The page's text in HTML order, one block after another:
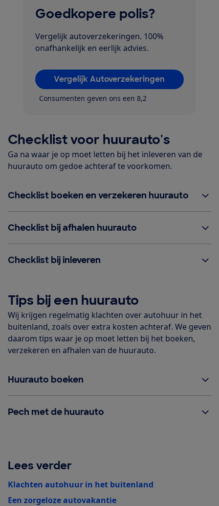
Goedkopere polis?
Vergelijk autoverzekeringen. 100%
onafhankelijk en eerlijk advies.
Vergelijk Autoverzekeringen
Consumenten geven ons een 8,2
Checklist voor huurauto's
Ga na waar je op moet letten bij het inleveren van de
huurauto om gedoe achteraf te voorkomen.
Checklist boeken en verzekeren huurauto
Checklist bij afhalen huurauto
Checklist bij inleveren
Tips bij een huurauto
Wij krijgen regelmatig klachten over autohuur in het
buitenland, zoals over extra kosten achteraf. We geven
daarom tips waar je op moet letten bij het boeken,
verzekeren en afhalen van de huurauto.
Huurauto boeken
Pech met de huurauto
Lees verder
Klachten autohuur in het buitenland
Een zorgeloze autovakantie